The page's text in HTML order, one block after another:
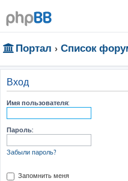
Портал Список
Вход
Имя пользователя:
Пароль:
Забыли пароль?
Запомнить меня